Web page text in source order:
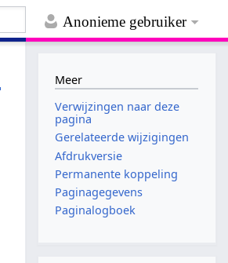
Anonieme gebruiker
Meer
Verwijzingen naar deze
pagina
Gerelateerde wijzigingen
Afdrukversie
Permanente koppeling
Paginagegevens
Paginalogboek